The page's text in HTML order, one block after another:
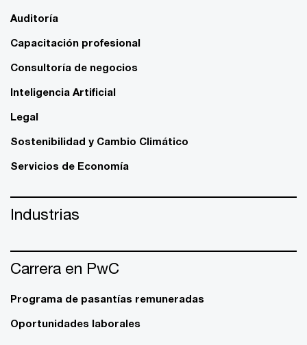
Auditoría
Capacitación profesional
Consultoría de negocios
Inteligencia Artificial
Legal
Sostenibilidad y Cambio Climático
Servicios de Economía
Industrias
Carrera en PwC
Programa de pasantías remuneradas
Oportunidades laborales